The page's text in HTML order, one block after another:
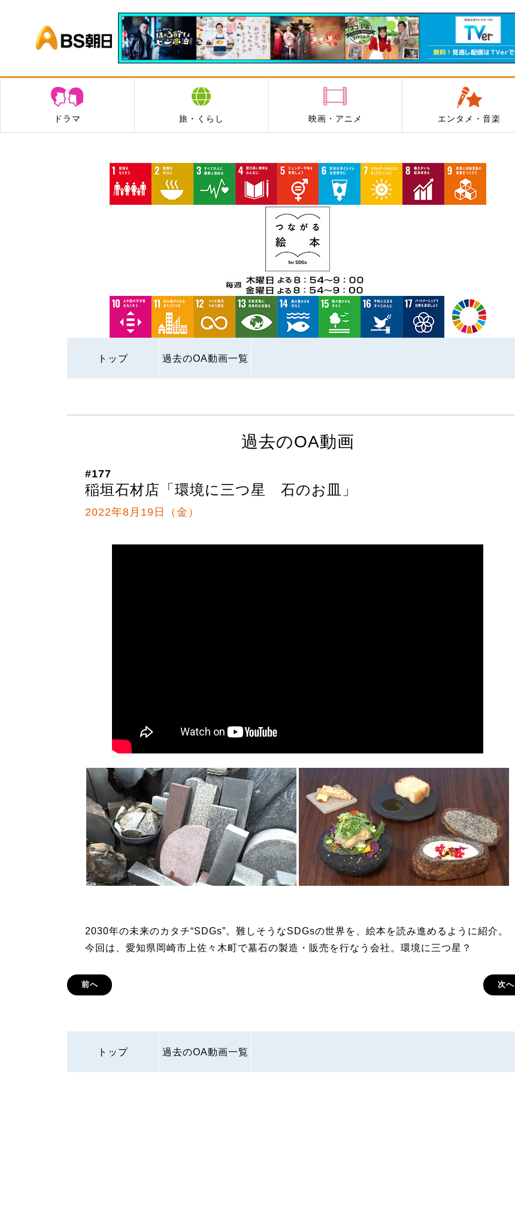
BS朝日
ドラマ 旅・くらし 映画・アニメ エンタメ・音楽
トップ 過去のOA動画一覧
過去のOA動画
#177
稲垣石材店「環境に三つ星 石のお皿」
2022年8月19日（金）
2030年の未来のカタチ“SDGs”。難しそうなSDGsの世界を、絵本を読み進めるように紹介。
今回は、愛知県岡崎市上佐々木町で墓石の製造・販売を行なう会社。環境に三つ星？
前へ 次へ
トップ 過去のOA動画一覧